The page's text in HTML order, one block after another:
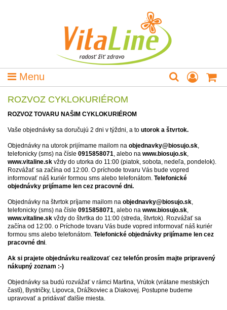
Menu
ROZVOZ CYKLOKURIÉROM
ROZVOZ TOVARU NAŠIM CYKLOKURIÉROM
Vaše objednávky sa doručujú 2 dni v týždni, a to utorok a štvrtok.
Objednávky na utorok prijímame mailom na objednavky@biosujo.sk,
telefonicky (sms) na čísle 0915858071, alebo na www.biosujo.sk,
www.vitaline.sk vždy do utorka do 11:00 (piatok, sobota, nedeľa, pondelok).
Rozvážať sa začína od 12:00. O príchode tovaru Vás bude vopred
informovať náš kuriér formou sms alebo telefonátom. Telefonické
objednávky prijímame len cez pracovné dni.
Objednávky na štvrtok príjame mailom na objednavky@biosujo.sk,
telefonicky (sms) na čísle 0915858071, alebo na www.biosujo.sk,
www.vitaline.sk vždy do štvrtka do 11:00 (streda, štvrtok). Rozvážať sa
začína od 12:00. o Príchode tovaru Vás bude vopred informovať náš kuriér
formou sms alebo telefonátom. Telefonické objednávky prijímame len cez
pracovné dni.
Ak si prajete objednávku realizovať cez telefón prosím majte pripravený
nákupný zoznam :-)
Objednávky sa budú rozvážať v rámci Martina, Vrútok (vrátane mestských
častí), Bystričky, Lipovca, Drážkoviec a Diakovej. Postupne budeme
upravovať a pridávať ďalšie miesta.